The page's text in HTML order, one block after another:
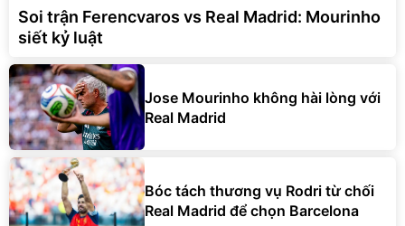
Soi trận Ferencvaros vs Real Madrid: Mourinho
siết kỷ luật
Jose Mourinho không hài lòng với
Real Madrid
Bóc tách thương vụ Rodri từ chối
Real Madrid để chọn Barcelona